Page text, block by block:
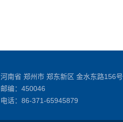
河南省 郑州市 郑东新区 金水东路156号
邮编：450046
电话： 86-371-65945879